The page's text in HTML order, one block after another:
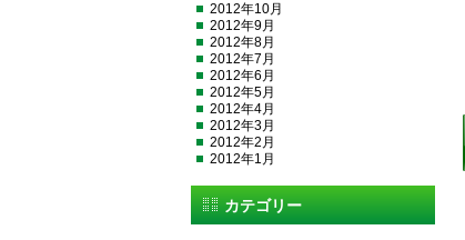
2012年10月
2012年9月
2012年8月
2012年7月
2012年6月
2012年5月
2012年4月
2012年3月
2012年2月
2012年1月
カテゴリー